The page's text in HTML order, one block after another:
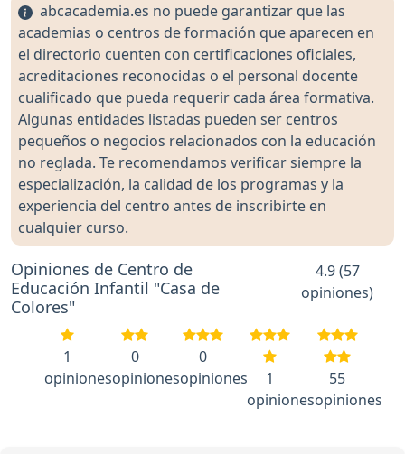
abcacademia.es no puede garantizar que las
academias o centros de formación que aparecen en
el directorio cuenten con certificaciones oficiales,
acreditaciones reconocidas o el personal docente
cualificado que pueda requerir cada área formativa.
Algunas entidades listadas pueden ser centros
pequeños o negocios relacionados con la educación
no reglada. Te recomendamos verificar siempre la
especialización, la calidad de los programas y la
experiencia del centro antes de inscribirte en
cualquier curso.
Opiniones de Centro de
Educación Infantil "Casa de
Colores"
4.9 (57
opiniones)
1
opiniones
0
opiniones
0
opiniones
1
opiniones
55
opiniones